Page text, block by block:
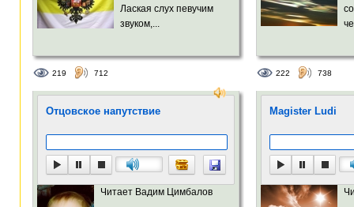
Лаская слух певучим
звуком,...
219 712 222 738
Отцовское напутствие
Читает Вадим Цимбалов
Magister Ludi